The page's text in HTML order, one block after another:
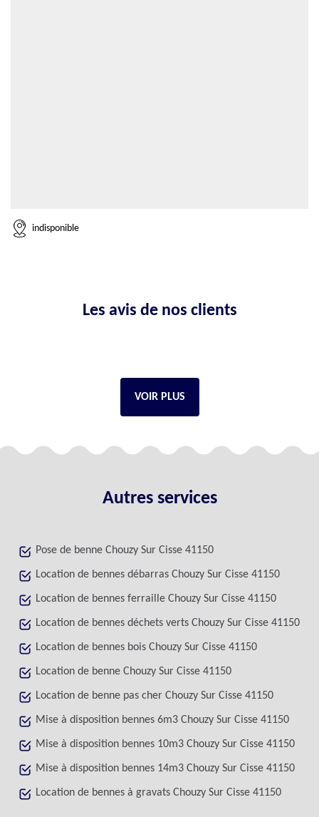
indisponible
Les avis de nos clients
VOIR PLUS
Autres services
Pose de benne Chouzy Sur Cisse 41150
Location de bennes débarras Chouzy Sur Cisse 41150
Location de bennes ferraille Chouzy Sur Cisse 41150
Location de bennes déchets verts Chouzy Sur Cisse 41150
Location de bennes bois Chouzy Sur Cisse 41150
Location de benne Chouzy Sur Cisse 41150
Location de benne pas cher Chouzy Sur Cisse 41150
Mise à disposition bennes 6m3 Chouzy Sur Cisse 41150
Mise à disposition bennes 10m3 Chouzy Sur Cisse 41150
Mise à disposition bennes 14m3 Chouzy Sur Cisse 41150
Location de bennes à gravats Chouzy Sur Cisse 41150